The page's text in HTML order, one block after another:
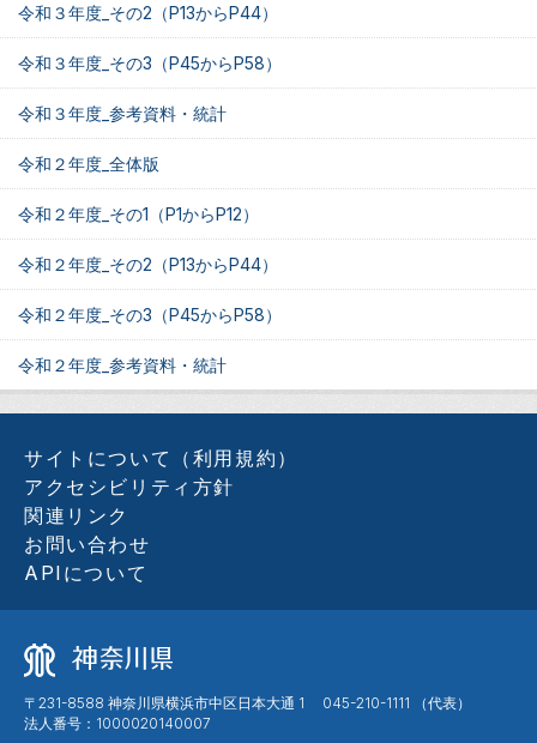
令和３年度_その2（P13からP44）
令和３年度_その3（P45からP58）
令和３年度_参考資料・統計
令和２年度_全体版
令和２年度_その1（P1からP12）
令和２年度_その2（P13からP44）
令和２年度_その3（P45からP58）
令和２年度_参考資料・統計
サイトについて（利用規約）
アクセシビリティ方針
関連リンク
お問い合わせ
APIについて
〒231-8588 神奈川県横浜市中区日本大通 1 045-210-1111 （代表）
法人番号：1000020140007